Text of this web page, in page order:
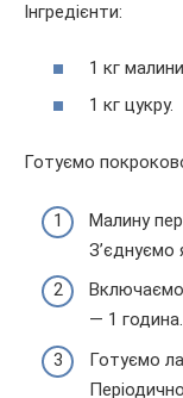
Інгредієнти:
1 кг
1 кг цукру.
Готуємо
Малину
З’єднуємо
Включаємо
— 1 година.
Готуємо